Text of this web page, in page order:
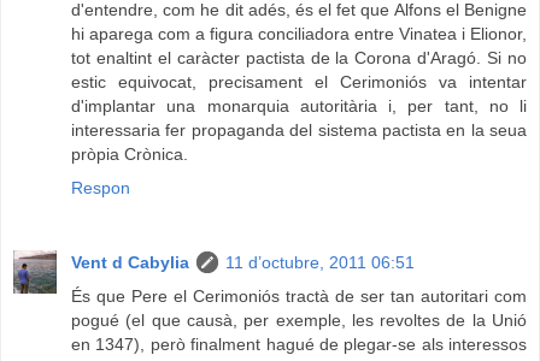
d'entendre, com he dit adés, és el fet que Alfons el Benigne
hi aparega com a figura conciliadora entre Vinatea i Elionor,
tot enaltint el caràcter pactista de la Corona d'Aragó. Si no
estic equivocat, precisament el Cerimoniós va intentar
d'implantar una monarquia autoritària i, per tant, no li
interessaria fer propaganda del sistema pactista en la seua
pròpia Crònica.
Respon
Vent d Cabylia
11 d’octubre, 2011 06:51
És que Pere el Cerimoniós tractà de ser tan autoritari com
pogué (el que causà, per exemple, les revoltes de la Unió
en 1347), però finalment hagué de plegar-se als interessos